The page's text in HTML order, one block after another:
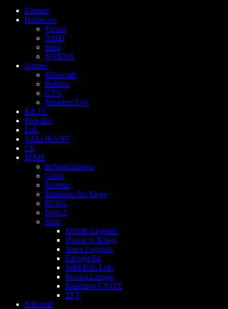
Últimas
Hardware
Pichau
AMD
Intel
NVIDIA
Games
Minecraft
Roblox
GTA
Resident Evil
EA FC
Free fire
LoL
VALORANT
CS
MAIS
Influenciadores
Guias
Fortnite
Rainbow Six Siege
PUBG
Dota 2
Mais
Mobile Legends
Honor of Kings
Apex Legends
Farlight 84
Wild Rift: LoL
Rocket League
Pokémon UNITE
TFT
Editorial